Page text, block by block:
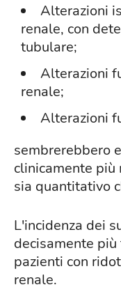
Alterazioni
renale, con
tubulare;
Alterazioni
renale;
Alterazioni
sembrerebbero
clinicamente
sia quantitativo
L'incidenza dei
decisamente
pazienti con
renale.